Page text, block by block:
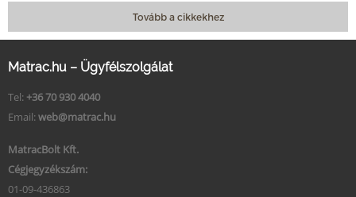
Tovább a cikkekhez
Matrac.hu – Ügyfélszolgálat
Tel: +36 70 930 4040
Email: web@matrac.hu
MatracBolt Kft.
Cégjegyzékszám:
01-09-436863